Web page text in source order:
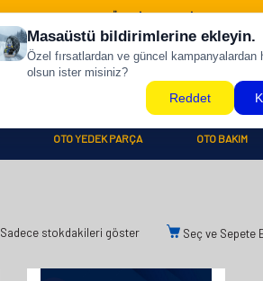
500 TL ÜZERİ KARGO BİZDEN !
OTO YEDEK PARÇA OTO BAKIM
Sadece stokdakileri göster Seç ve Sepete